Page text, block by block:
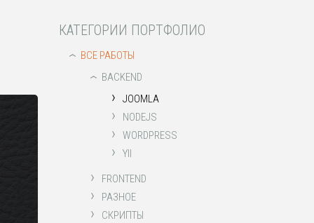
КАТЕГОРИИ ПОРТФОЛИО
› ВСЕ РАБОТЫ
› BACKEND
› JOOMLA
› NODEJS
› WORDPRESS
› YII
› FRONTEND
› РАЗНОЕ
› СКРИПТЫ